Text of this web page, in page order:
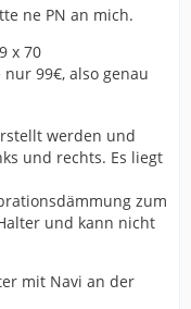
ne PN an mich.
x 70
99€, also genau
werden und
und rechts. Es liegt
zum
und kann nicht
mit Navi an der